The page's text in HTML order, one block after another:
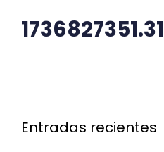
1736827351.31
Entradas recientes